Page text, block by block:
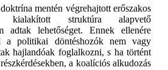
mentén végrehajtott erőszakos
kialakított struktúra alapvető
adtak lehetőséget. Ennek ellenére
a politikai döntéshozók nem vagy
hajlandóak foglalkozni, s ha történt
a koalíciós alkudozás